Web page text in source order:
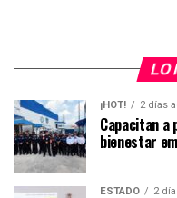
LO
¡HOT! 2 días
Capacitan
bienestar
ESTADO 2